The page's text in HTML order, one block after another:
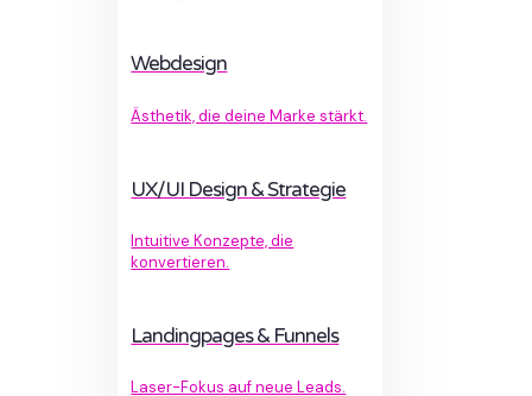
Webdesign
Ästhetik, die deine Marke stärkt.
UX/UI Design & Strategie
Intuitive Konzepte, die
konvertieren.
Landingpages & Funnels
Laser-Fokus auf neue Leads.